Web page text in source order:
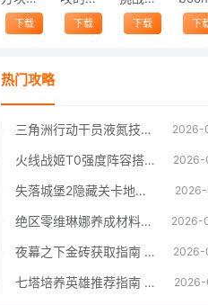
下载 下载 下载 下
热门攻略
三角洲行动干员液氮技能效果详解 三角洲行动干员液氮技能介绍 2026-
火线战姬T0强度阵容搭配推荐 火线战姬T0强度阵容哪个好 2026-
失落城堡2隐藏关卡地图解锁指南 2026-
绝区零维琳娜养成材料汇总指南 2026-
夜幕之下金砖获取指南 夜幕之下金砖获取方法 2026-
七塔培养英雄推荐指南 七塔培养哪个英雄好 2026-